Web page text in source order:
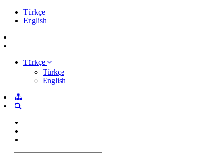
Türkçe
English
Türkçe
Türkçe
English